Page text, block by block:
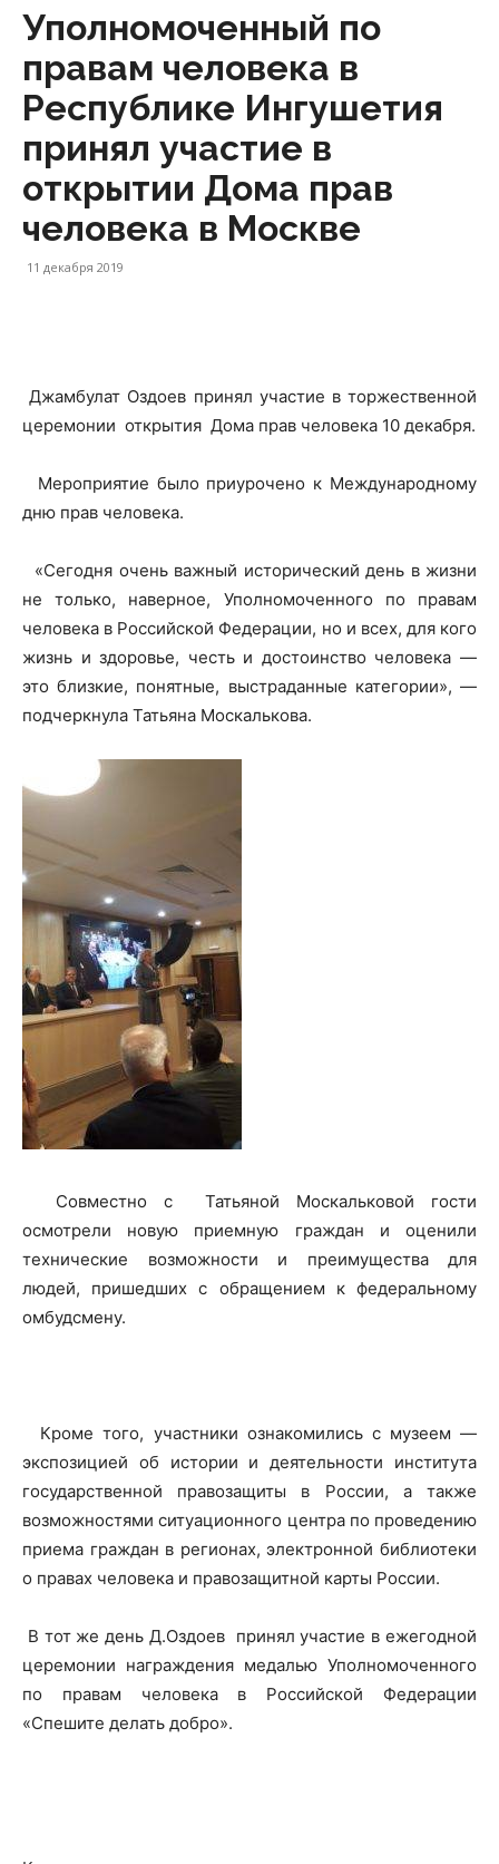
Уполномоченный по
правам человека в
Республике Ингушетия
принял участие в
открытии Дома прав
человека в Москве
11 декабря 2019
Джамбулат Оздоев принял участие в торжественной
церемонии открытия Дома прав человека 10 декабря.
Мероприятие было приурочено к Международному
дню прав человека.
«Сегодня очень важный исторический день в жизни
не только, наверное, Уполномоченного по правам
человека в Российской Федерации, но и всех, для кого
жизнь и здоровье, честь и достоинство человека —
это близкие, понятные, выстраданные категории», —
подчеркнула Татьяна Москалькова.
Совместно с Татьяной Москальковой гости
осмотрели новую приемную граждан и оценили
технические возможности и преимущества для
людей, пришедших с обращением к федеральному
омбудсмену.
Кроме того, участники ознакомились с музеем —
экспозицией об истории и деятельности института
государственной правозащиты в России, а также
возможностями ситуационного центра по проведению
приема граждан в регионах, электронной библиотеки
о правах человека и правозащитной карты России.
В тот же день Д.Оздоев принял участие в ежегодной
церемонии награждения медалью Уполномоченного
по правам человека в Российской Федерации
«Спешите делать добро».